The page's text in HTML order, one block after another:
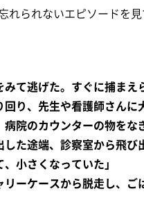
れられないエピソードを見
みて逃げた。すぐに捕まえ
回り、先生や看護師さんに
病院のカウンターの物をな
した途端、診察室から飛
小さくなっていた」
リーケースから脱走し、